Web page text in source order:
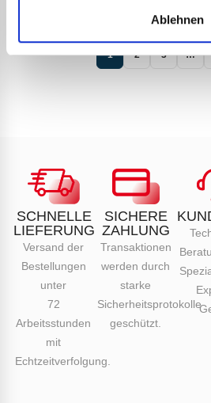
Ablehnen
1 2 3 …
SCHNELLE
LIEFERUNG
Versand der
Bestellungen
unter
72
Arbeitsstunden
mit
Echtzeitverfolgung.
SICHERE
ZAHLUNG
Transaktionen
werden durch
starke
Sicherheitsprotokolle
geschützt.